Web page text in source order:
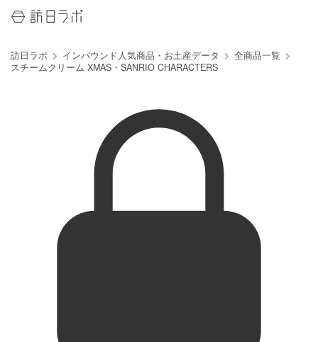
訪日ラボ インバウンド人気商品・お土産データ
全商品一覧
スチームクリーム XMAS・SANRIO CHARACTERS